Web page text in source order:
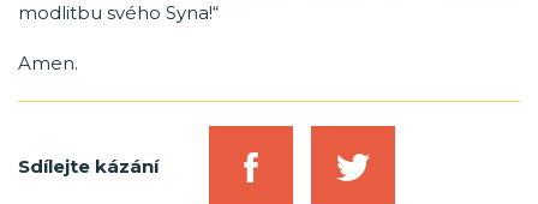
modlitbu svého Syna!“
Amen.
Sdílejte kázání